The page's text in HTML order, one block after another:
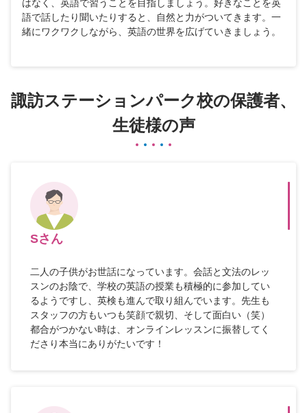
はなく、英語で習うことを目指しましょう。好きなことを英
語で話したり聞いたりすると、自然と力がついてきます。一
緒にワクワクしながら、英語の世界を広げていきましょう。
諏訪ステーションパーク校の保護者、
生徒様の声
Sさん
二人の子供がお世話になっています。会話と文法のレッ
スンのお陰で、学校の英語の授業も積極的に参加してい
るようですし、英検も進んで取り組んでいます。先生も
スタッフの方もいつも笑顔で親切、そして面白い（笑）
都合がつかない時は、オンラインレッスンに振替してく
ださり本当にありがたいです！